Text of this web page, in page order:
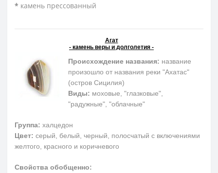
* камень прессованный
Агат
- камень веры и долголетия -
Происхождение названия: название
произошло от названия реки "Ахатас"
(остров Сицилия)
Виды: моховые, "глазковые",
"радужные", "облачные"
Группа: халцедон
Цвет: серый, белый, черный, полосчатый с включениями
желтого, красного и коричневого
Свойства обобщенно: